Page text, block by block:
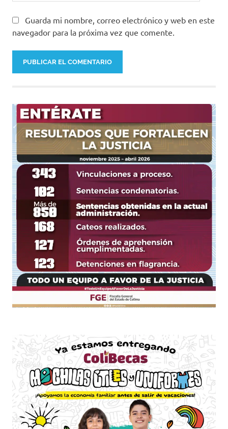
Guarda mi nombre, correo electrónico y web en este
navegador para la próxima vez que comente.